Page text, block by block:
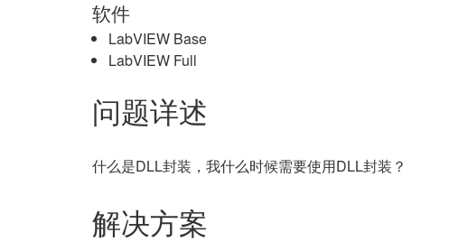
软件
LabVIEW Base
LabVIEW Full
问题详述
什么是DLL封装，我什么时候需要使用DLL封装？
解决方案